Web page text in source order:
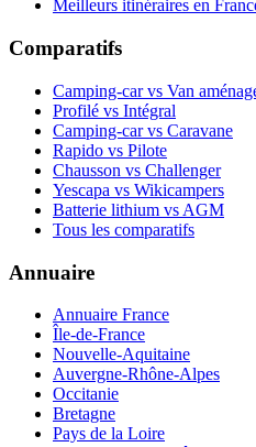
Meilleurs itinéraires en
Comparatifs
Camping-car vs Van
Profilé vs Intégral
Camping-car vs Caravane
Rapido vs Pilote
Chausson vs Challenger
Yescapa vs Wikicampers
Batterie lithium vs AGM
Tous les comparatifs
Annuaire
Annuaire France
Île-de-France
Nouvelle-Aquitaine
Auvergne-Rhône-Alpes
Occitanie
Bretagne
Pays de la Loire